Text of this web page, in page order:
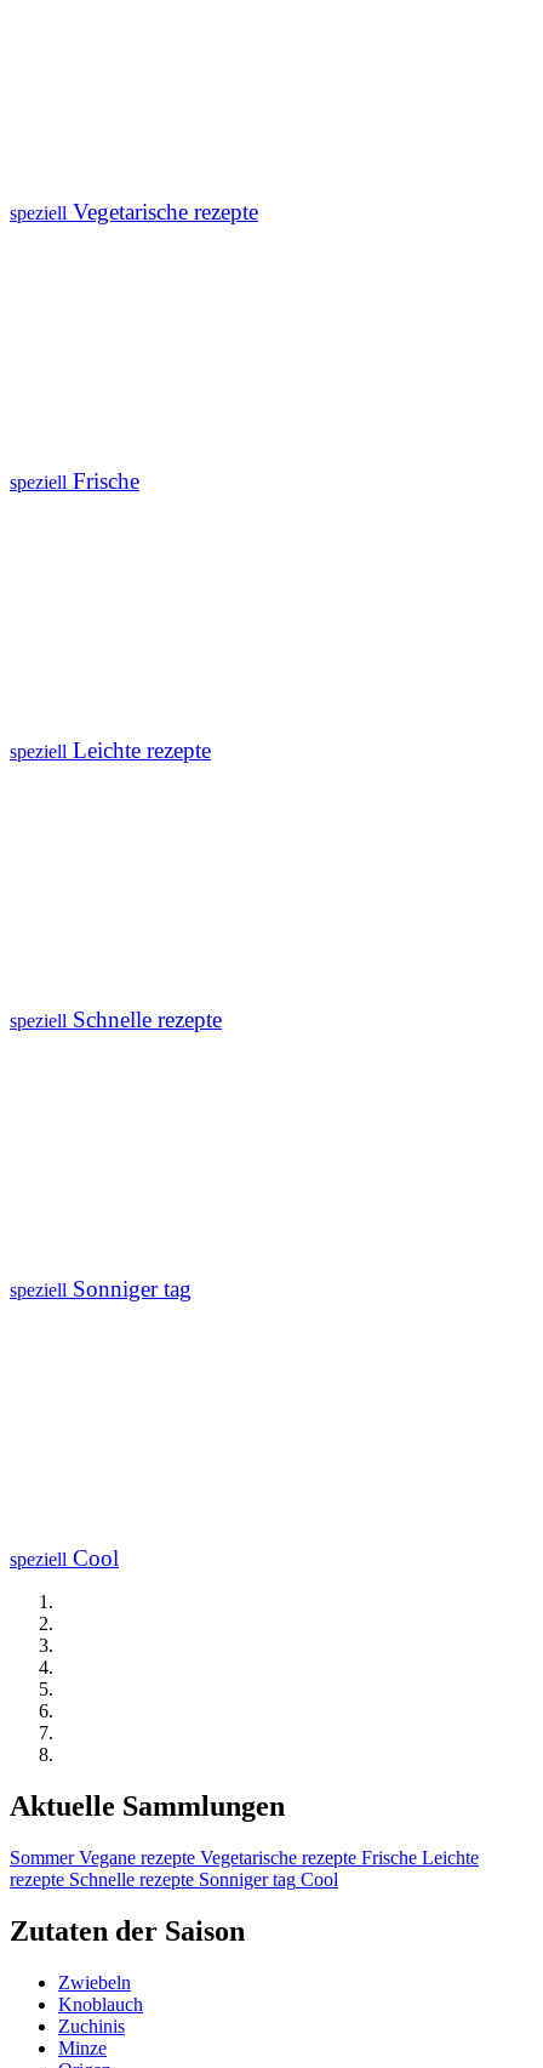
speziell Vegetarische rezepte
speziell Frische
speziell Leichte rezepte
speziell Schnelle rezepte
speziell Sonniger tag
speziell Cool
Aktuelle Sammlungen
Sommer Vegane rezepte Vegetarische rezepte Frische Leichte
rezepte Schnelle rezepte Sonniger tag Cool
Zutaten der Saison
Zwiebeln
Knoblauch
Zuchinis
Minze